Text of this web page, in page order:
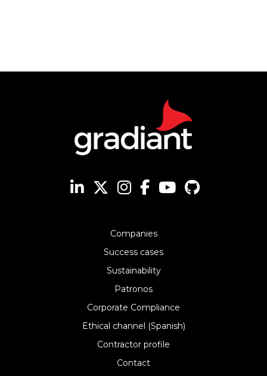
Companies
Success cases
Sustainability
Patronos
Corporate Compliance
Ethical channel (Spanish)
Contractor profile
Contact